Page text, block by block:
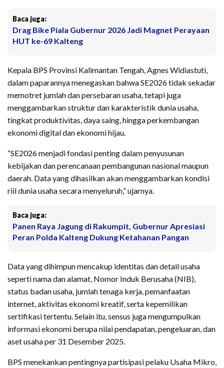
Baca juga:
Drag Bike Piala Gubernur 2026 Jadi Magnet Perayaan
HUT ke-69 Kalteng
Kepala BPS Provinsi Kalimantan Tengah, Agnes Widiastuti,
dalam paparannya menegaskan bahwa SE2026 tidak sekadar
memotret jumlah dan persebaran usaha, tetapi juga
menggambarkan struktur dan karakteristik dunia usaha,
tingkat produktivitas, daya saing, hingga perkembangan
ekonomi digital dan ekonomi hijau.
“SE2026 menjadi fondasi penting dalam penyusunan
kebijakan dan perencanaan pembangunan nasional maupun
daerah. Data yang dihasilkan akan menggambarkan kondisi
riil dunia usaha secara menyeluruh,” ujarnya.
Baca juga:
Panen Raya Jagung di Rakumpit, Gubernur Apresiasi
Peran Polda Kalteng Dukung Ketahanan Pangan
Data yang dihimpun mencakup identitas dan detail usaha
seperti nama dan alamat, Nomor Induk Berusaha (NIB),
status badan usaha, jumlah tenaga kerja, pemanfaatan
internet, aktivitas ekonomi kreatif, serta kepemilikan
sertifikasi tertentu. Selain itu, sensus juga mengumpulkan
informasi ekonomi berupa nilai pendapatan, pengeluaran, dan
aset usaha per 31 Desember 2025.
BPS menekankan pentingnya partisipasi pelaku Usaha Mikro,